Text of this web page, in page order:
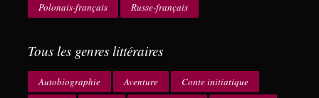
Polonais-français
Russe-français
Tous les genres littéraires
Autobiographie Aventure
Conte initiatique